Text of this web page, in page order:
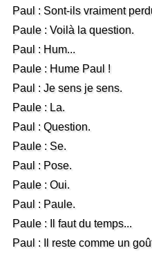
Paul : Sont-ils vraiment
Paule : Voilà la question.
Paul : Hum...
Paule : Hume Paul !
Paul : Je sens je sens.
Paule : La.
Paul : Question.
Paule : Se.
Paul : Pose.
Paule : Oui.
Paul : Paule.
Paule : Il faut du temps...
Paul : Il reste comme un